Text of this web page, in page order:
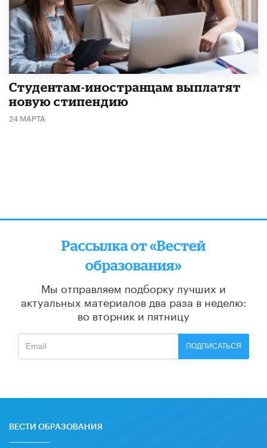
Студентам-иностранцам выплатят
новую стипендию
24 МАРТА
Рассылка от «Вестей
образования»
Мы отправляем подборку лучших и
актуальных материалов два раза в неделю:
во вторник и пятницу
ПОДПИСАТЬСЯ
ВЕСТИ ОБРАЗОВАНИЯ